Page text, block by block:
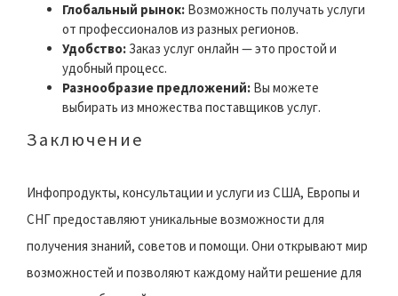
Глобальный рынок: Возможность получать услуги
от профессионалов из разных регионов.
Удобство:Заказ услуг онлайн — это простой и
удобный процесс.
Разнообразие предложений: Вы можете
выбирать из множества поставщиков услуг.
Заключение
Инфопродукты, консультации и услуги из США, Европы и
СНГ предоставляют уникальные возможности для
получения знаний, советов и помощи. Они открывают мир
возможностей и позволяют каждому найти решение для